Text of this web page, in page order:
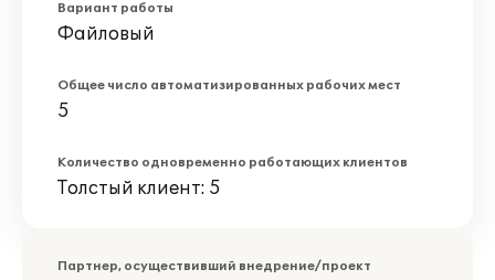
Вариант работы
Файловый
Общее число автоматизированных рабочих мест
5
Количество одновременно работающих клиентов
Толстый клиент: 5
Партнер, осуществивший внедрение/проект